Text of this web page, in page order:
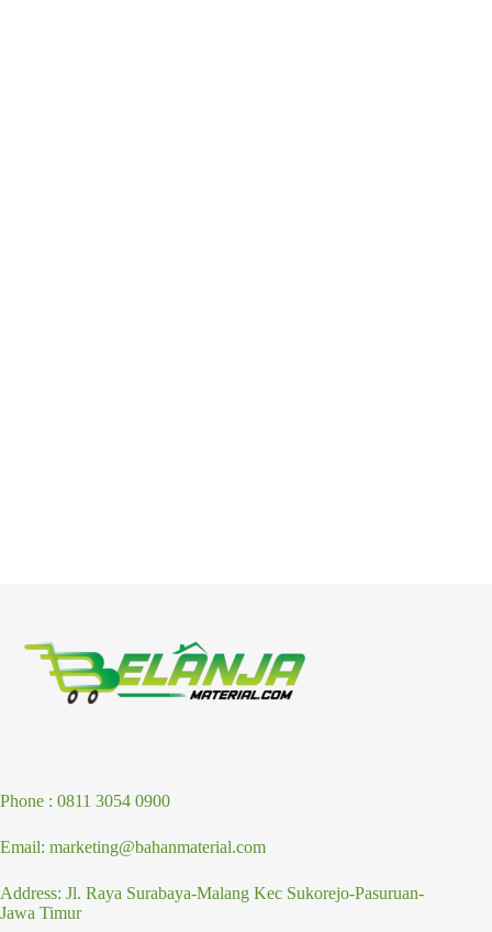
Phone : 0811 3054 0900
Email: marketing@bahanmaterial.com
Address: Jl. Raya Surabaya-Malang Kec Sukorejo-Pasuruan-
Jawa Timur